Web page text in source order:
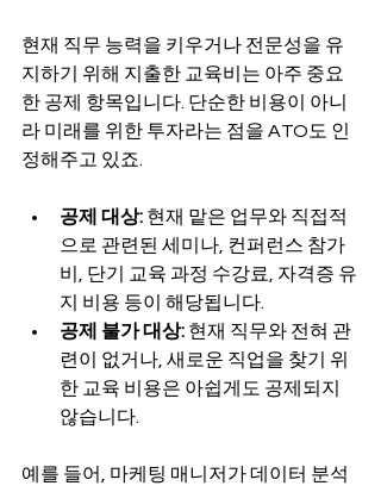
현재 직무 능력을 키우거나 전문성을 유
지하기 위해 지출한 교육비는 아주 중요
한 공제 항목입니다. 단순한 비용이 아니
라 미래를 위한 투자라는 점을 ATO도 인
정해주고 있죠.
공제 대상: 현재 맡은 업무와 직접적
으로 관련된 세미나, 컨퍼런스 참가
비, 단기 교육 과정 수강료, 자격증 유
지 비용 등이 해당됩니다.
공제 불가 대상: 현재 직무와 전혀 관
련이 없거나, 새로운 직업을 찾기 위
한 교육 비용은 아쉽게도 공제되지
않습니다.
예를 들어, 마케팅 매니저가 데이터 분석